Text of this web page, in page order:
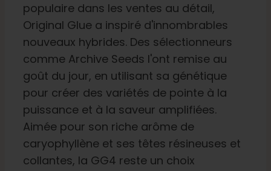
populaire dans les ventes au détail,
Original Glue a inspiré d'innombrables
nouveaux hybrides. Des sélectionneurs
comme Archive Seeds l'ont remise au
goût du jour, en utilisant sa génétique
pour créer des variétés de pointe à la
puissance et à la saveur amplifiées.
Aimée pour son riche arôme de
caryophyllène et ses têtes résineuses et
collantes, la GG4 reste un choix